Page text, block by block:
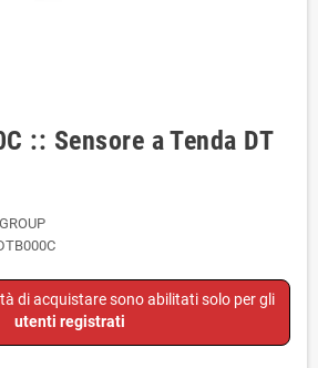
:: Sensore a Tenda DT
di acquistare sono abilitati solo per gli
utenti registrati